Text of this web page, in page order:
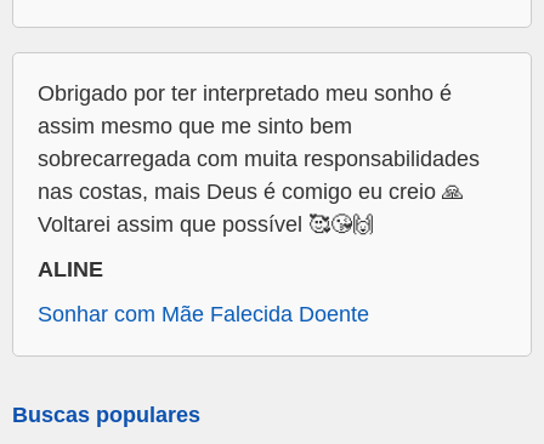
Obrigado por ter interpretado meu sonho é
assim mesmo que me sinto bem
sobrecarregada com muita responsabilidades
nas costas, mais Deus é comigo eu creio 🙏
Voltarei assim que possível 🥰😘🙌
ALINE
Sonhar com Mãe Falecida Doente
Buscas populares